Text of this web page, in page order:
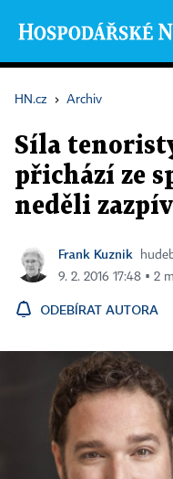
HN.cz › Archiv
Síla
přichází ze
neděli
Frank Kuznik
9. 2. 2016 17:48 ▪ 2
ODEBÍRAT AUTORA